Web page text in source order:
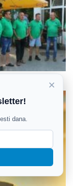
kakva su
×
dana.